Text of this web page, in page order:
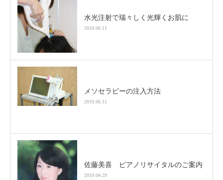
水光注射で瑞々しく光輝くお肌に
2019.06.11
メソセラピーの注入方法
2019.06.11
佐藤美喜 ピアノリサイタルのご案内
2019.04.29